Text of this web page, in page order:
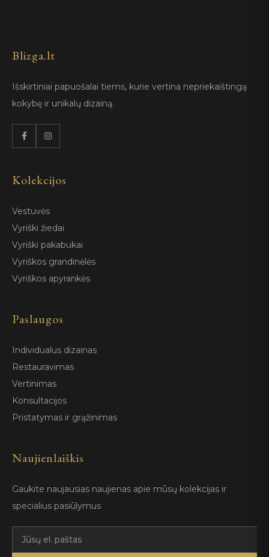
Blizga.lt
Išskirtiniai papuošalai tiems, kurie vertina nepriekaištingą
kokybę ir unikalų dizainą.
Kolekcijos
Vestuvės
Vyriški žiedai
Vyriški pakabukai
Vyriškos grandinėlės
Vyriškos apyrankės
Paslaugos
Individualus dizainas
Restauravimas
Vertinimas
Konsultacijos
Pristatymas ir grąžinimas
Naujienlaiškis
Gaukite naujausias naujienas apie mūsų kolekcijas ir
specialius pasiūlymus